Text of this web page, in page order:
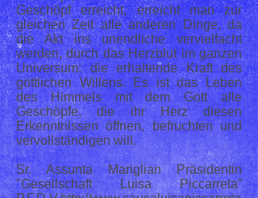
Geschöpf erreicht, erreicht man zur
gleichen Zeit alle anderen Dinge, da
die Akt ins unendliche vervielfacht
werden, durch das Herzblut im ganzen
Universum: die erhaltende Kraft des
göttlichen Willens. Es ist das Leben
des Himmels mit dem Gott alle
Geschöpfe, die ihr Herz diesen
Erkenntnissen öffnen, befruchten und
vervollständigen will.
Sr. Assunta Mariglian Präsidentin
"Gesellschaft Luisa Piccarreta”